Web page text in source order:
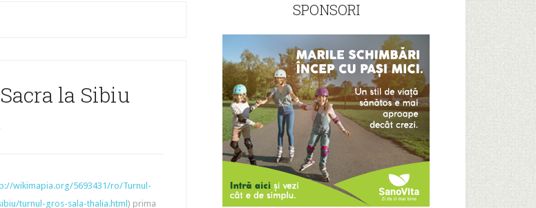
la Sibiu
wikimapia.org/5693431/ro/Turnul-
turnul-gros-sala-thalia.html ) prima
SPONSORI